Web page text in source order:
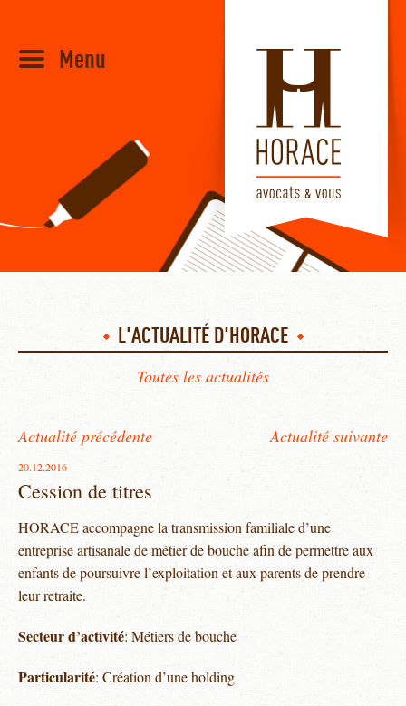
Menu
L'ACTUALITÉ D'HORACE
Toutes les actualités
Actualité précédente Actualité suivante
20.12.2016
Cession de titres
HORACE accompagne la transmission familiale d’une
entreprise artisanale de métier de bouche afin de permettre aux
enfants de poursuivre l’exploitation et aux parents de prendre
leur retraite.
Secteur d’activité: Métiers de bouche
Particularité: Création d’une holding